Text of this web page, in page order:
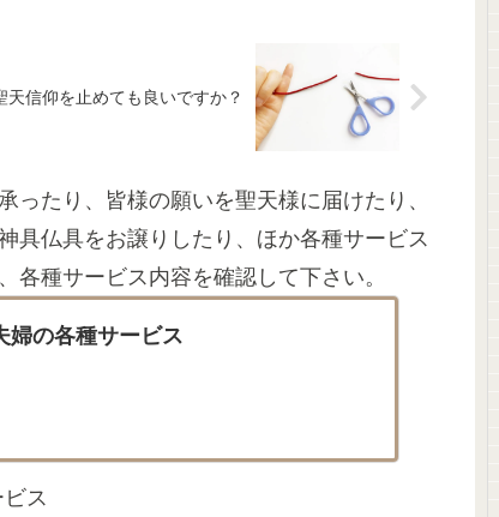
天信仰を止めても良いですか？
たり、皆様の願いを聖天様に届けたり、
具仏具をお譲りしたり、ほか各種サービス
各種サービス内容を確認して下さい。
婦の各種サービス
ス